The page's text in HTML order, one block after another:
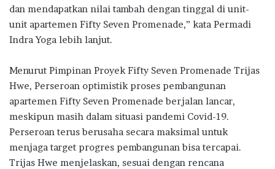
dan mendapatkan nilai tambah dengan tinggal di unit-
unit apartemen Fifty Seven Promenade,” kata Permadi
Indra Yoga lebih lanjut.
Menurut Pimpinan Proyek Fifty Seven Promenade Trijas
Hwe, Perseroan optimistik proses pembangunan
apartemen Fifty Seven Promenade berjalan lancar,
meskipun masih dalam situasi pandemi Covid-19.
Perseroan terus berusaha secara maksimal untuk
menjaga target progres pembangunan bisa tercapai.
Trijas Hwe menjelaskan, sesuai dengan rencana